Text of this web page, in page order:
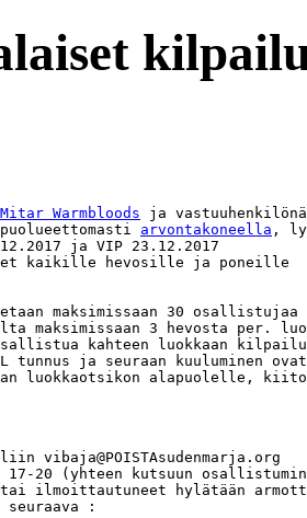
Mitar Warmbloods ja
arvontakoneella ,
ja VIP 23.12.2017
kaikille hevosille ja poneille
maksimissaan 30 osallistujaa
maksimissaan 3 hevosta per.
kahteen luokkaan
tunnus ja seuraan kuuluminen
luokkaotsikon alapuolelle,
vibaja@POISTAsudenmarja.org
20 (yhteen kutsuun
ilmoittautuneet hylätään
: